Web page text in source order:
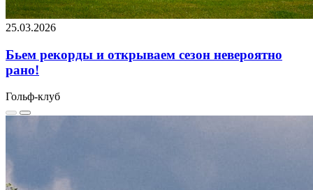
25.03.2026
Бьем рекорды и открываем сезон невероятно
рано!
Гольф-клуб